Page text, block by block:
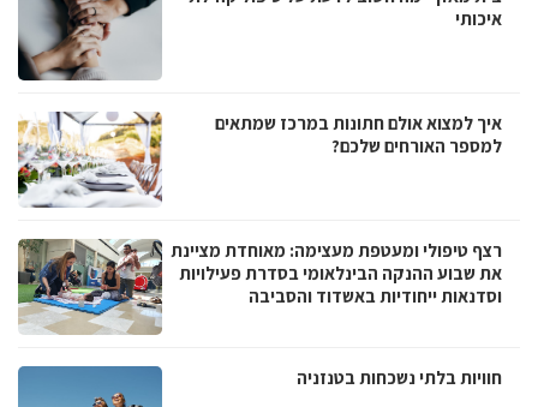
איכותי
איך למצוא אולם חתונות במרכז שמתאים
למספר האורחים שלכם?
רצף טיפולי ומעטפת מעצימה: מאוחדת מציינת
את שבוע ההנקה הבינלאומי בסדרת פעילויות
וסדנאות ייחודיות באשדוד והסביבה
חוויות בלתי נשכחות בטנזניה